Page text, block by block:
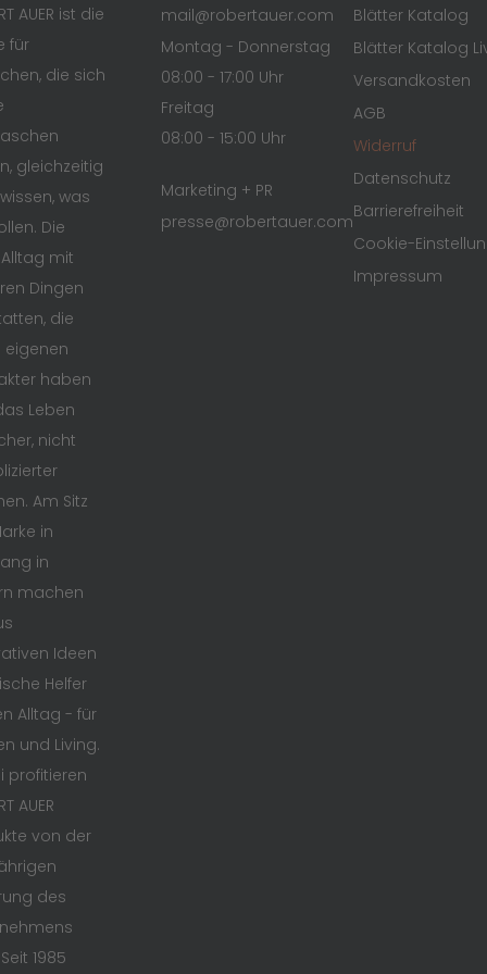
AUER ist die
für
die sich
gleichzeitig
was
Die
mit
Dingen
die
eigenen
haben
Leben
nicht
Am Sitz
in
in
machen
Ideen
Helfer
Alltag - für
und Living.
profitieren
AUER
von der
des
1985
mail@robertauer.com
Montag - Donnerstag
08:00 - 17:00 Uhr
Freitag
08:00 - 15:00 Uhr
Marketing + PR
presse@robertauer.com
Blätter Katalog
Blätter Katalog
Versandkosten
AGB
Widerruf
Datenschutz
Barrierefreiheit
Cookie-
Impressum